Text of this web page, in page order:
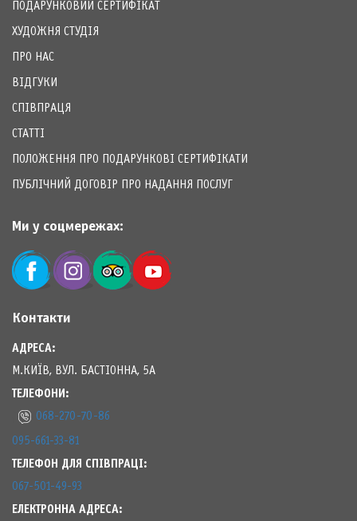
ПОДАРУНКОВИЙ СЕРТИФІКАТ
ХУДОЖНЯ СТУДІЯ
ПРО НАС
ВІДГУКИ
СПІВПРАЦЯ
СТАТТІ
ПОЛОЖЕННЯ ПРО ПОДАРУНКОВІ СЕРТИФІКАТИ
ПУБЛІЧНИЙ ДОГОВІР ПРО НАДАННЯ ПОСЛУГ
Ми у соцмережах:
Контакти
АДРЕСА:
М.КИЇВ, ВУЛ. БАСТІОННА, 5А
ТЕЛЕФОНИ:
068-270-70-86
095-661-33-81
ТЕЛЕФОН ДЛЯ СПІВПРАЦІ:
067-501-49-93
ЕЛЕКТРОННА АДРЕСА: